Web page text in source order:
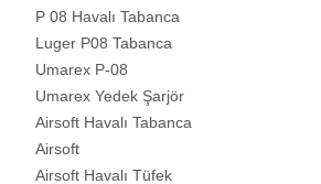
P 08 Havalı Tabanca
Luger P08 Tabanca
Umarex P-08
Umarex Yedek Şarjör
Airsoft Havalı Tabanca
Airsoft
Airsoft Havalı Tüfek